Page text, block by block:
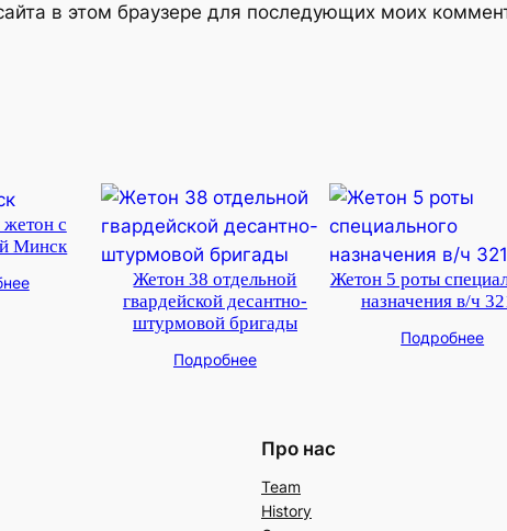
в этом браузере для последующих моих
с
Минск
Жетон 38 отдельной
гвардейской десантно-
штурмовой бригады
Подробнее
Жетон 5 роты
назначения в/ч
Подробнее
Про нас
Team
History